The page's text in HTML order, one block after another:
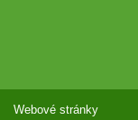
Webové stránky